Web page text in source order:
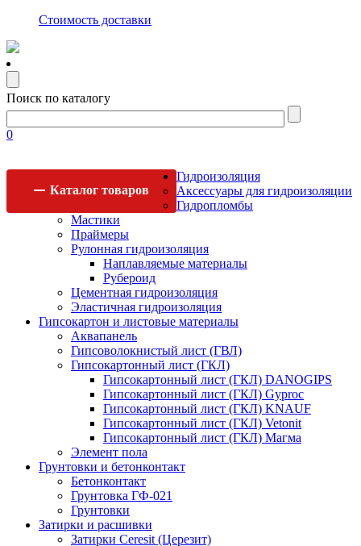
Стоимость доставки
Поиск по каталогу
0
Каталог товаров
Гидроизоляция
Аксессуары для гидроизоляции
Гидропломбы
Мастики
Праймеры
Рулонная гидроизоляция
Наплавляемые материалы
Рубероид
Цементная гидроизоляция
Эластичная гидроизоляция
Гипсокартон и листовые материалы
Аквапанель
Гипсоволокнистый лист (ГВЛ)
Гипсокартонный лист (ГКЛ)
Гипсокартонный лист (ГКЛ) DANOGIPS
Гипсокартонный лист (ГКЛ) Gyproc
Гипсокартонный лист (ГКЛ) KNAUF
Гипсокартонный лист (ГКЛ) Vetonit
Гипсокартонный лист (ГКЛ) Магма
Элемент пола
Грунтовки и бетонконтакт
Бетонконтакт
Грунтовка ГФ-021
Грунтовки
Затирки и расшивки
Затирки Ceresit (Церезит)